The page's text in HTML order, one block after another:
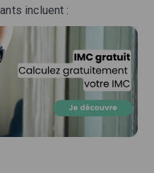
incluent :